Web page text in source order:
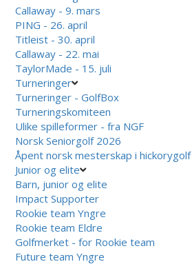
Callaway - 9. mars
PING - 26. april
Titleist - 30. april
Callaway - 22. mai
TaylorMade - 15. juli
Turneringer
Turneringer - GolfBox
Turneringskomiteen
Ulike spilleformer - fra NGF
Norsk Seniorgolf 2026
Åpent norsk mesterskap i hickorygolf
Junior og elite
Barn, junior og elite
Impact Supporter
Rookie team Yngre
Rookie team Eldre
Golfmerket - for Rookie team
Future team Yngre